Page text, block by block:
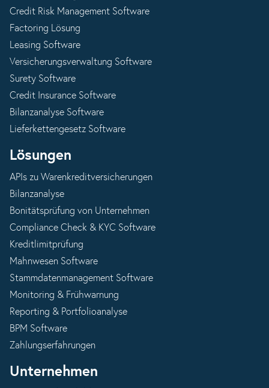
Credit Risk Management Software
Factoring Lösung
Leasing Software
Versicherungsverwaltung Software
Surety Software
Credit Insurance Software
Bilanzanalyse Software
Lieferkettengesetz Software
Lösungen
APIs zu Warenkreditversicherungen
Bilanzanalyse
Bonitätsprüfung von Unternehmen
Compliance Check & KYC Software
Kreditlimitprüfung
Mahnwesen Software
Stammdatenmanagement Software
Monitoring & Frühwarnung
Reporting & Portfolioanalyse
BPM Software
Zahlungserfahrungen
Unternehmen